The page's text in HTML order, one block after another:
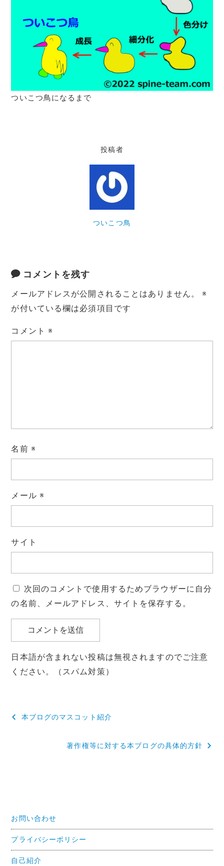
ついこつ鳥になるまで
投稿者
ついこつ鳥
コメントを残す
メールアドレスが公開されることはありません。
※
が付いている欄は必須項目です
コメント※
名前 ※
メール ※
サイト
次回のコメントで使用するためブラウザーに自分
の名前、メールアドレス、サイトを保存する。
日本語が含まれない投稿は無視されますのでご注意
ください。（スパム対策）
投
シ
ョ
ン
本ブログのマスコット紹介
著作権等に対する本ブログの具体的方針
お問い合わせ
プライバシーポリシー
自己紹介